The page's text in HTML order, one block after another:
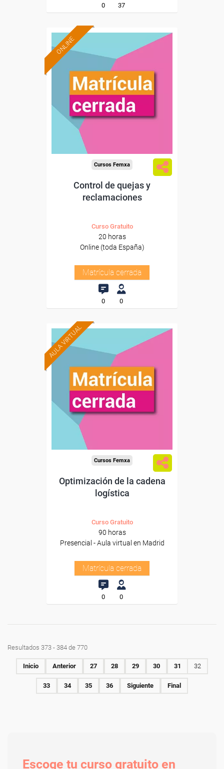
0 37
ONLINE
Cursos Femxa
Control de quejas y
reclamaciones
Curso Gratuito
20 horas
Online (toda España)
Matrícula cerrada
0 0
AULA VIRTUAL
Cursos Femxa
Optimización de la cadena
logística
Curso Gratuito
90 horas
Presencial - Aula virtual en Madrid
Matrícula cerrada
0 0
Resultados 373 - 384 de 770
Inicio Anterior 27 28 29 30 31 32
33 34 35 36 Siguiente Final
Escoge tu curso gratuito en